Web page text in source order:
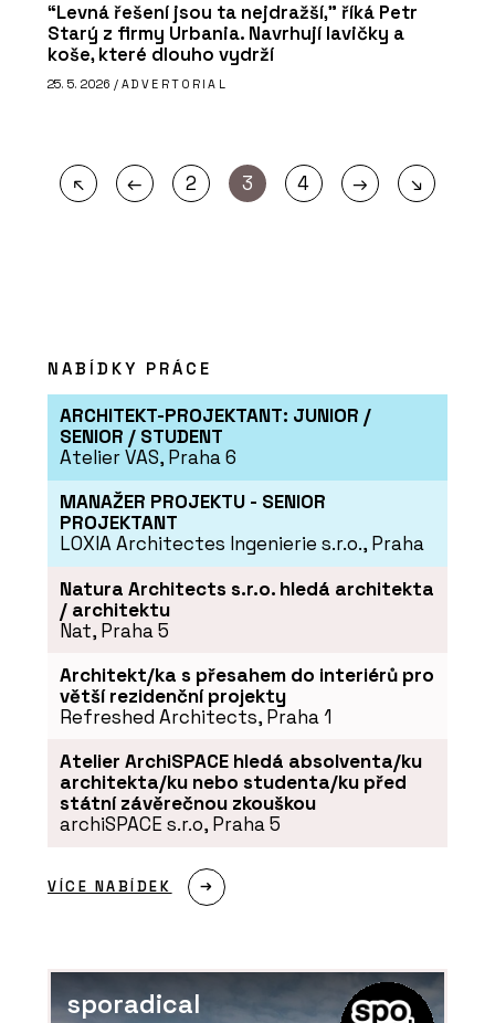
“Levná řešení jsou ta nejdražší,” říká Petr
Starý z firmy Urbania. Navrhují lavičky a
koše, které dlouho vydrží
25. 5. 2026 / ADVERTORIAL
↖ ← 2 3 4 → ↘
NABÍDKY PRÁCE
ARCHITEKT-PROJEKTANT: JUNIOR /
SENIOR / STUDENT
Atelier VAS, Praha 6
MANAŽER PROJEKTU - SENIOR
PROJEKTANT
LOXIA Architectes Ingenierie s.r.o., Praha
Natura Architects s.r.o. hledá architekta
/ architektu
Nat, Praha 5
Architekt/ka s přesahem do interiérů pro
větší rezidenční projekty
Refreshed Architects, Praha 1
Atelier ArchiSPACE hledá absolventa/ku
architekta/ku nebo studenta/ku před
státní závěrečnou zkouškou
archiSPACE s.r.o, Praha 5
VÍCE NABÍDEK
sporadical